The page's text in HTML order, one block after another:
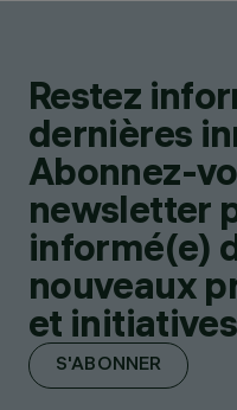
Restez
dernières
Abonnez-
newsletter
informé(e)
nouveaux
et
S'ABONNER